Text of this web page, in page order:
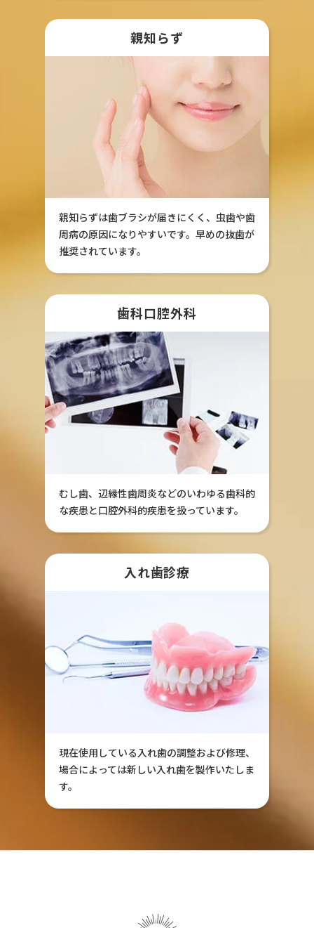
親知らず
親知らずは歯ブラシが届きにくく、虫歯や歯
周病の原因になりやすいです。早めの抜歯が
推奨されています。
歯科口腔外科
むし歯、辺縁性歯周炎などのいわゆる歯科的
な疾患と口腔外科的疾患を扱っています。
入れ歯診療
現在使用している入れ歯の調整および修理、
場合によっては新しい入れ歯を製作いたしま
す。